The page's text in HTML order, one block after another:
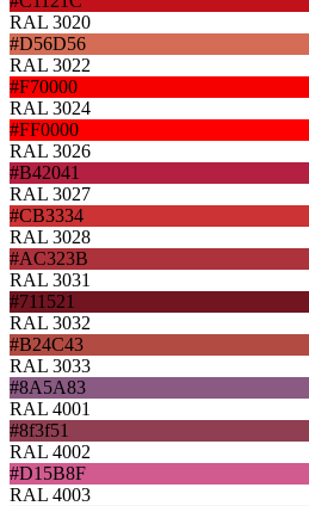
RAL 3020
#D56D56
RAL 3022
#F70000
RAL 3024
#FF0000
RAL 3026
#B42041
RAL 3027
#CB3334
RAL 3028
#AC323B
RAL 3031
#711521
RAL 3032
#B24C43
RAL 3033
#8A5A83
RAL 4001
#8f3f51
RAL 4002
#D15B8F
RAL 4003